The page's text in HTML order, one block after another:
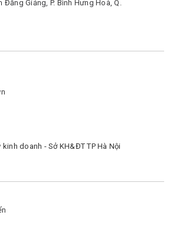
Đăng Giảng, P. Bình Hưng Hoà, Q.
doanh - Sở KH&ĐT TP Hà Nội